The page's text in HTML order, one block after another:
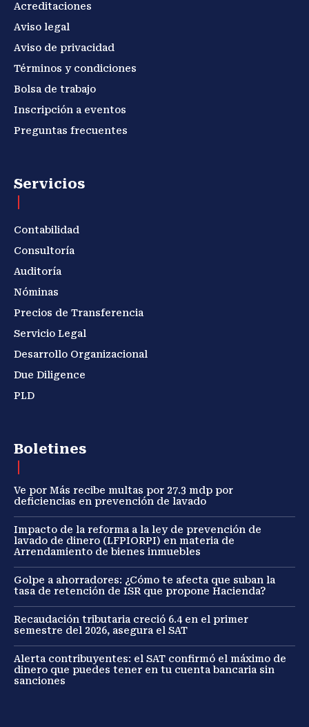
Acreditaciones
Aviso legal
Aviso de privacidad
Términos y condiciones
Bolsa de trabajo
Inscripción a eventos
Preguntas frecuentes
Servicios
Contabilidad
Consultoría
Auditoría
Nóminas
Precios de Transferencia
Servicio Legal
Desarrollo Organizacional
Due Diligence
PLD
Boletines
Ve por Más recibe multas por 27.3 mdp por
deficiencias en prevención de lavado
Impacto de la reforma a la ley de prevención de
lavado de dinero (LFPIORPI) en materia de
Arrendamiento de bienes inmuebles
Golpe a ahorradores: ¿Cómo te afecta que suban la
tasa de retención de ISR que propone Hacienda?
Recaudación tributaria creció 6.4 en el primer
semestre del 2026, asegura el SAT
Alerta contribuyentes: el SAT confirmó el máximo de
dinero que puedes tener en tu cuenta bancaria sin
sanciones